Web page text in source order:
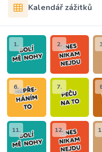
Kalendář zážitků
1. 2.
6. 7.
11. 12.